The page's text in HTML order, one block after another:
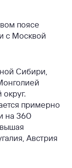
поясе
с Москвой
Сибири,
примерно
на 360
Австрия